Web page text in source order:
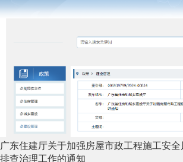
广东住建厅关于加强房屋市政工程施工安
排查治理工作的通知